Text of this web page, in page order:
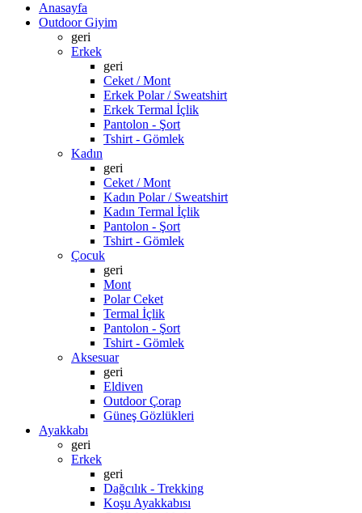
Anasayfa
Outdoor Giyim
geri
Erkek
geri
Ceket / Mont
Erkek Polar / Sweatshirt
Erkek Termal İçlik
Pantolon - Şort
Tshirt - Gömlek
Kadın
geri
Ceket / Mont
Kadın Polar / Sweatshirt
Kadın Termal İçlik
Pantolon - Şort
Tshirt - Gömlek
Çocuk
geri
Mont
Polar Ceket
Termal İçlik
Pantolon - Şort
Tshirt - Gömlek
Aksesuar
geri
Eldiven
Outdoor Çorap
Güneş Gözlükleri
Ayakkabı
geri
Erkek
geri
Dağcılık - Trekking
Koşu Ayakkabısı